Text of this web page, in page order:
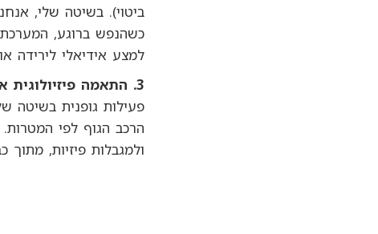
ביטוי). בשיטה שלי,
כשהנפש ברוגע,
למצע אידיאלי לירידה
3. התאמה פיזיולוגית אישית (ללא ענישה)
פעילות גופנית בשיטה
הרכב הגוף לפי
ולמגבלות פיזיות,